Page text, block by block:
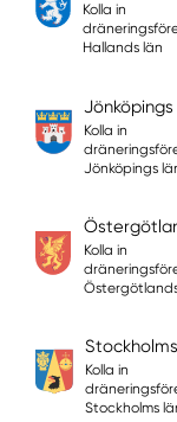
Kolla in
Hallands län
Kolla in
Jönköpings
Kolla in
Kolla in
Stockholms